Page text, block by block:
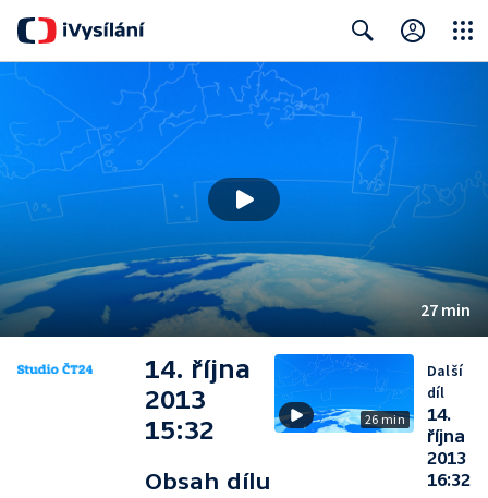
27 min
14. října
2013
15:32
Obsah dílu
26 min
Další
díl
14.
října
2013
16:32